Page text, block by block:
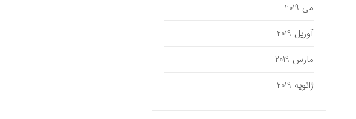
می 2019
آوریل 2019
مارس 2019
ژانویه 2019